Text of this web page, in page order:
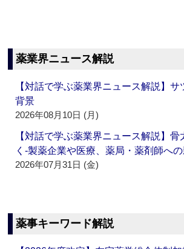
薬業界ニュース解説
【対話で学ぶ薬業界ニュース解説】
背景
2026年08月10日 (月)
【対話で学ぶ薬業界ニュース解説】
く‐製薬企業や医療、薬局・薬剤師へ
2026年07月31日 (金)
薬事キーワード解説